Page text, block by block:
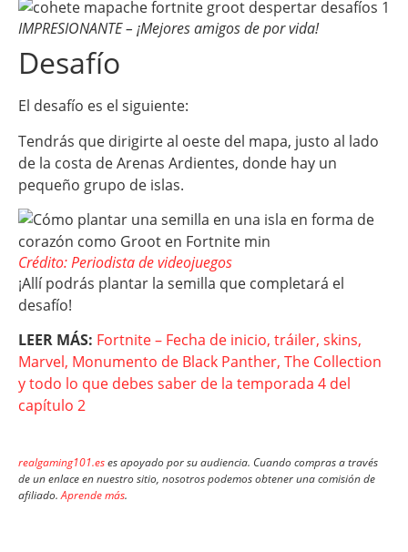
IMPRESIONANTE – ¡Mejores amigos de por vida!
Desafío
El desafío es el siguiente:
Tendrás que dirigirte al oeste del mapa, justo al lado
de la costa de Arenas Ardientes, donde hay un
pequeño grupo de islas.
Crédito: Periodista de videojuegos
¡Allí podrás plantar la semilla que completará el
desafío!
LEER MÁS: Fortnite – Fecha de inicio, tráiler, skins,
Marvel, Monumento de Black Panther, The Collection
y todo lo que debes saber de la temporada 4 del
capítulo 2
realgaming101.eses apoyado por su audiencia. Cuando compras a través
de un enlace en nuestro sitio, nosotros podemos obtener una comisión de
afiliado.Aprende más.